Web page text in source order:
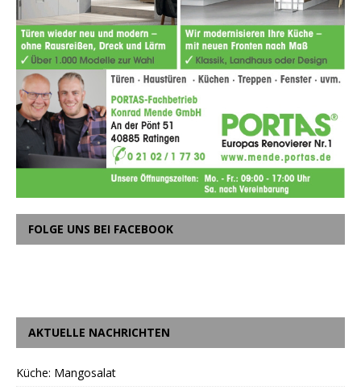
FOLGE UNS BEI FACEBOOK
AKTUELLE NACHRICHTEN
Küche: Mangosalat